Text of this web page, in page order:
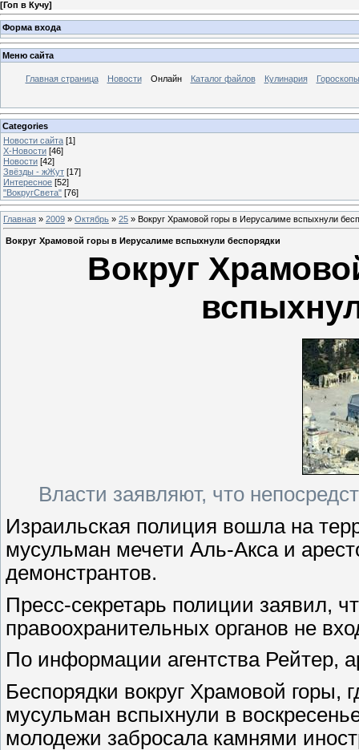
[Гоп в Кучу]
Форма входа
Меню сайта
Главная страница Новости Онлайн Каталог файлов Кулинария Гороскопы
Categories
Новости сайта [1]
Х-Новости [46]
Новости [42]
Звёзды - жЖут [17]
Интересное [52]
"ВокругСвета" [76]
Главная » 2009 » Октябрь » 25 » Вокруг Храмовой горы в Иерусалиме вспыхнули
Вокруг Храмовой горы в Иерусалиме вспыхнули беспорядки
Вокруг
Власти заявляют, что
Израильская полиция вошла на
мусульман мечети Аль-Акса и
демонстрантов.
Пресс-секретарь полиции заявил,
правоохранительных органов не
По информации агентства Рейтер,
Беспорядки вокруг Храмовой горы,
мусульман вспыхнули в
молодежи забросала камнями